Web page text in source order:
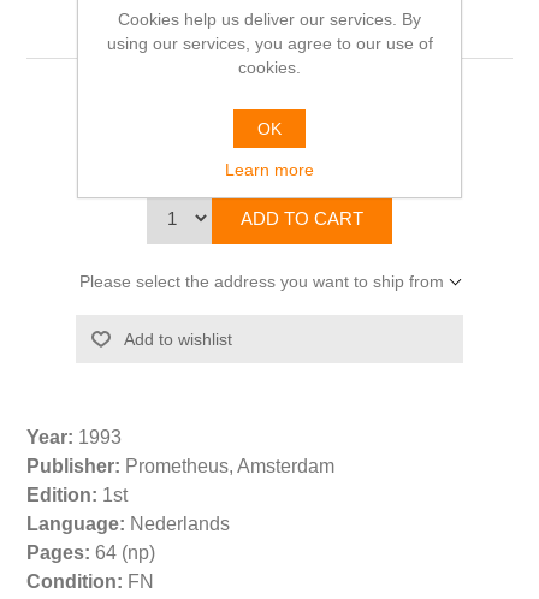
Salome. FotoRoman
€20.00
Please select the address you want to ship from
Year: 1993
Publisher: Prometheus, Amsterdam
Edition: 1st
Language: Nederlands
Pages: 64 (np)
Condition: FN
Cookies help us deliver our services. By
using our services, you agree to our use of
cookies.
OK
Learn more